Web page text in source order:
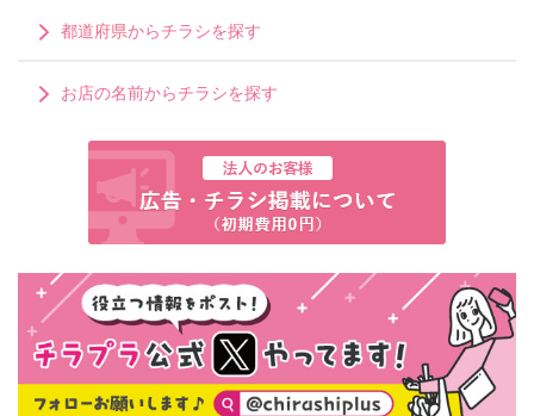
都道府県からチラシを探す
お店の名前からチラシを探す